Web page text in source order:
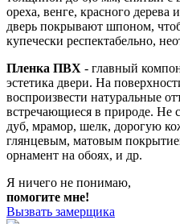
ореха, венге, красного дерева
дверь покрывают шпоном,
купечески респектабельно,
Пленка ПВХ - главный
эстетика двери. На
воспроизвести натуральные
встречающиеся в природе. Не
дуб, мрамор, шелк, дорогую
глянцевым, матовым
орнамент на обоях, и др.
Я ничего не понимаю,
помогите мне!
Вызвать замерщика